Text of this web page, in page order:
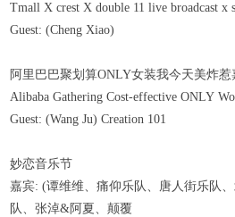
Tmall X crest X double 11 live broadcast x
Guest: (Cheng Xiao)
阿里巴巴聚划算ONLY女装我今天美炸
Alibaba Gathering Cost-effective ONLY
Guest: (Wang Ju) Creation 101
妙恋音乐节
嘉宾: (谭维维、痛仰乐队、唐人街乐队
队、张淖&阿夏、颠覆